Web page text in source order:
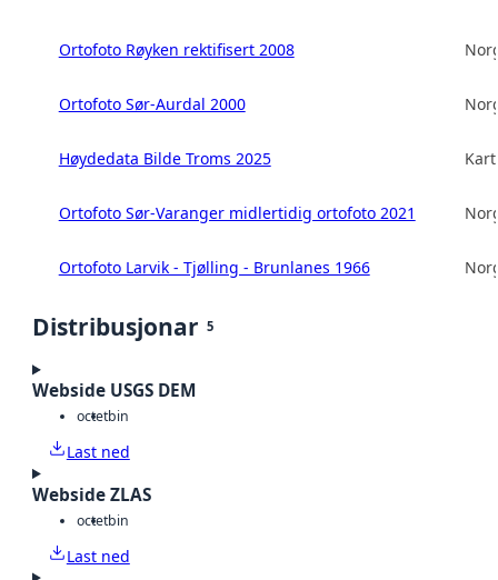
Ortofoto Røyken rektifisert 2008
Ortofoto Sør-Aurdal 2000
Høydedata Bilde Troms 2025
Ortofoto Sør-Varanger midlertidig ortofoto 2021
Ortofoto Larvik - Tjølling - Brunlanes 1966
Distribusjonar 5
Webside USGS DEM
octetbin
Last ned
Webside ZLAS
octetbin
Last ned